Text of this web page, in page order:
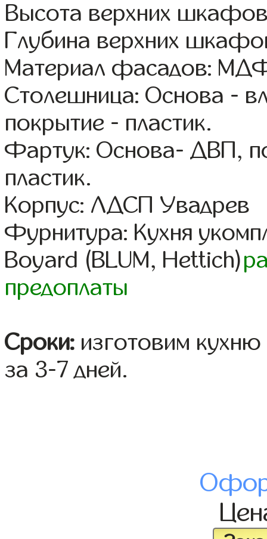
Высота верхних
Глубина верхних
Материал фасадов:
Столешница: Основа -
покрытие - пластик.
Фартук: Основа- ДВП,
пластик.
Корпус: ЛДСП Увадрев
Фурнитура: Кухня
Boyard (BLUM, Hettich)
предоплаты
Сроки: изготовим
за 3-7 дней.